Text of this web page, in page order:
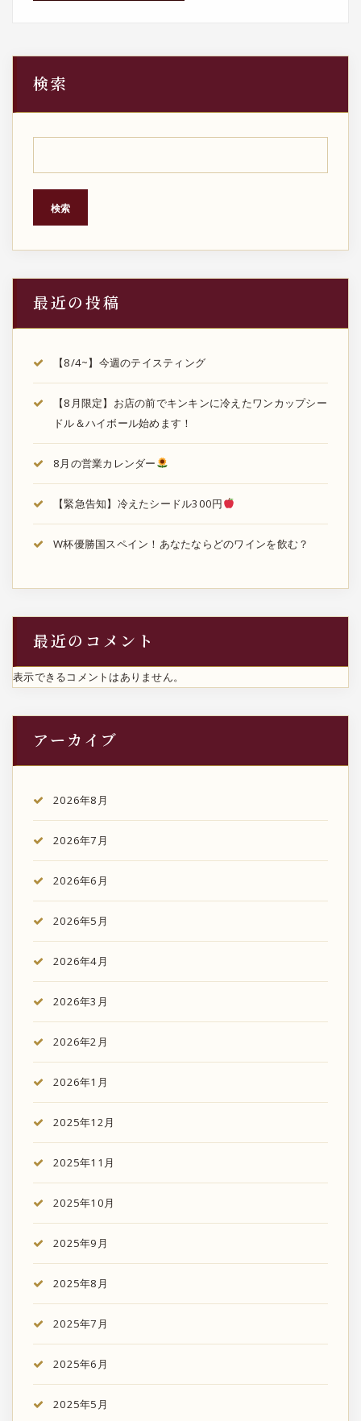
検索
検索
最近の投稿
【8/4~】今週のテイスティング
【8月限定】お店の前でキンキンに冷えたワンカップシー
ドル＆ハイボール始めます！
8月の営業カレンダー
【緊急告知】冷えたシードル300円
W杯優勝国スペイン！あなたならどのワインを飲む？
最近のコメント
表示できるコメントはありません。
アーカイブ
2026年8月
2026年7月
2026年6月
2026年5月
2026年4月
2026年3月
2026年2月
2026年1月
2025年12月
2025年11月
2025年10月
2025年9月
2025年8月
2025年7月
2025年6月
2025年5月